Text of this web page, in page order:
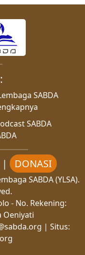
SABDA
SABDA
| DONASI
SABDA (YLSA).
- No. Rekening:
Oeniyati
| Situs: